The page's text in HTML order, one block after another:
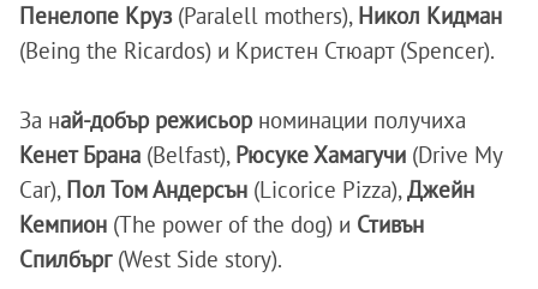
Пенелопе Круз(Paralell mothers), Никол Кидман
(Being the Ricardos) и Кристен Стюарт (Spencer).
За най-добър режисьор номинации получиха
Кенет Брана (Belfast), Рюсуке Хамагучи (Drive My
Car), Пол Том Андерсън (Licorice Pizza),Джейн
Кемпион (The power of the dog) и Стивън
Спилбърг(West Side story).